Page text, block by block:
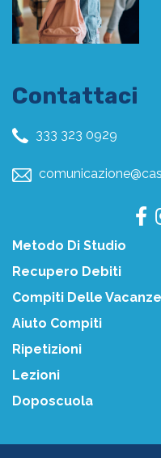
Contattaci
333 323 0929
Metodo Di Studio
Recupero Debiti
Compiti Delle Vacanze
Aiuto Compiti
Ripetizioni
Lezioni
Doposcuola